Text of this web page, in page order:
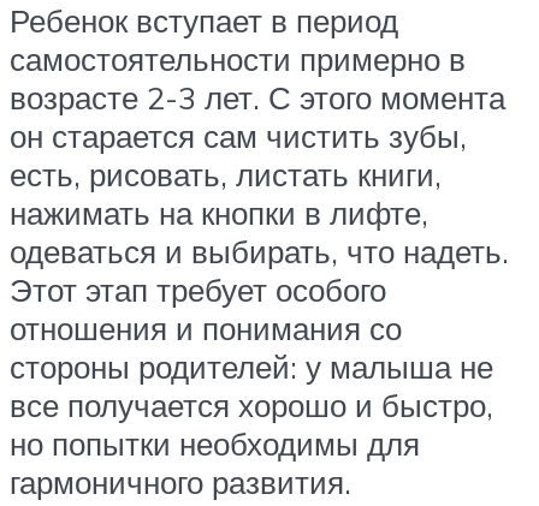
Ребенок вступает в период
самостоятельности примерно в
возрасте 2-3 лет. С этого момента
он старается сам чистить зубы,
есть, рисовать, листать книги,
нажимать на кнопки в лифте,
одеваться и выбирать, что надеть.
Этот этап требует особого
отношения и понимания со
стороны родителей: у малыша не
все получается хорошо и быстро,
но попытки необходимы для
гармоничного развития.